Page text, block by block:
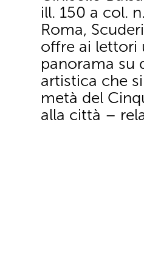
ill. 150 a col.
Roma,
offre ai lettori
panorama su
artistica che
metà del
alla città –